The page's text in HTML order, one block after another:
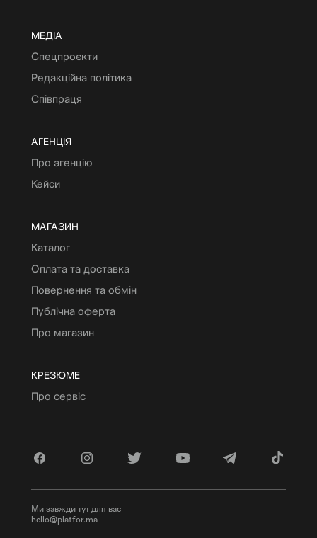
МЕДІА
Спецпроєкти
Редакційна політика
Співпраця
АГЕНЦІЯ
Про агенцію
Кейси
МАГАЗИН
Каталог
Оплата та доставка
Повернення та обмін
Публічна оферта
Про магазин
КРЕЗЮМЕ
Про сервіс
Ми завжди тут для вас
hello@platfor.ma